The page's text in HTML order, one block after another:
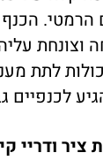
הרמטי.
וצונחת
לתת
לכנפיים
ציר ודריי